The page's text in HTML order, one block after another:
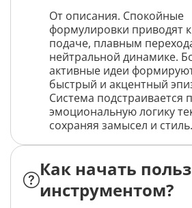
От описания. Спокойные
формулировки приводят
подаче, плавным
нейтральной динамике.
активные идеи
быстрый и акцентный
Система подстраивается
эмоциональную логику
сохраняя замысел и стиль.
Как начать
инструментом?